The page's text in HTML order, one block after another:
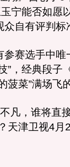
宁能否如愿
众自有评判标
赛选手中唯
”，经典段子
菠菜”满场飞
，谁将直
天津卫视4月